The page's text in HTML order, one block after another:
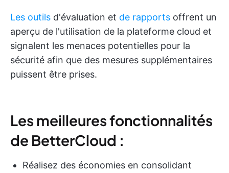
Les outils d'évaluation et de rapports offrent un
aperçu de l'utilisation de la plateforme cloud et
signalent les menaces potentielles pour la
sécurité afin que des mesures supplémentaires
puissent être prises.
Les meilleures fonctionnalités
de BetterCloud :
Réalisez des économies en consolidant